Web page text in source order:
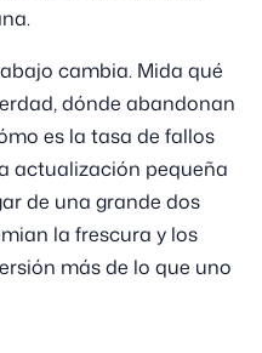
cambia. Mida qué
dónde abandonan
es la tasa de fallos
actualización pequeña
de una grande dos
la frescura y los
más de lo que uno